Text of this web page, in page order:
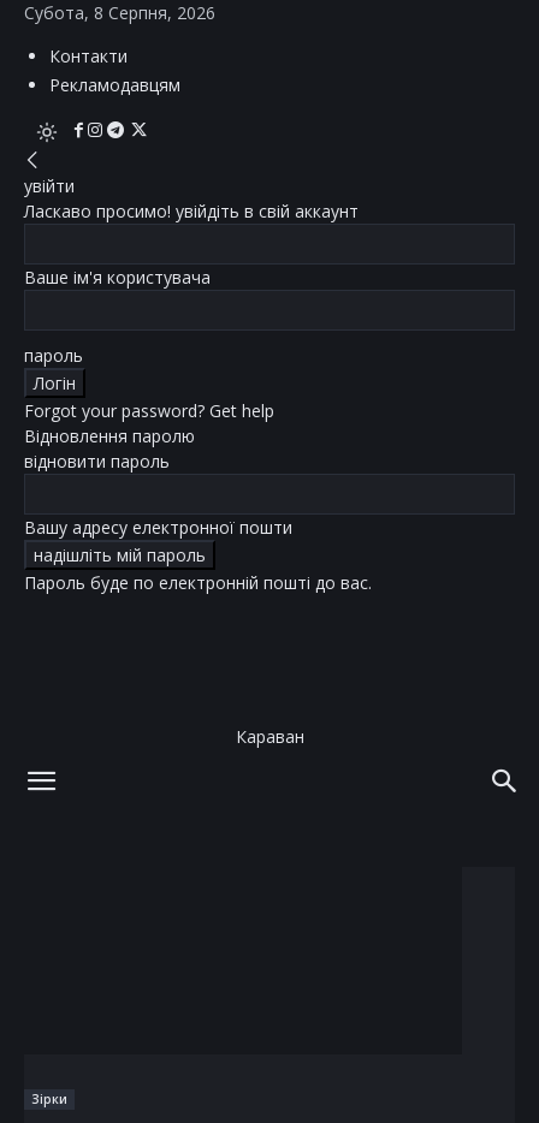
Субота, 8 Серпня, 2026
Контакти
Рекламодавцям
увійти
Ласкаво просимо! увійдіть в свій аккаунт
Ваше ім'я користувача
пароль
Forgot your password? Get help
Відновлення паролю
відновити пароль
Вашу адресу електронної пошти
Пароль буде по електронній пошті до вас.
Караван
Зірки